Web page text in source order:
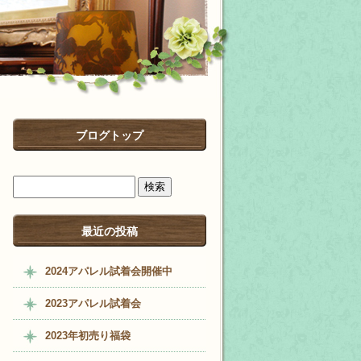
ブログトップ
最近の投稿
2024アパレル試着会開催中
2023アパレル試着会
2023年初売り福袋